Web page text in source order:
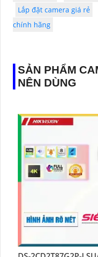
Lắp đặt camera giá rẻ
chính hãng
SẢN PHẨM
NÊN DÙNG